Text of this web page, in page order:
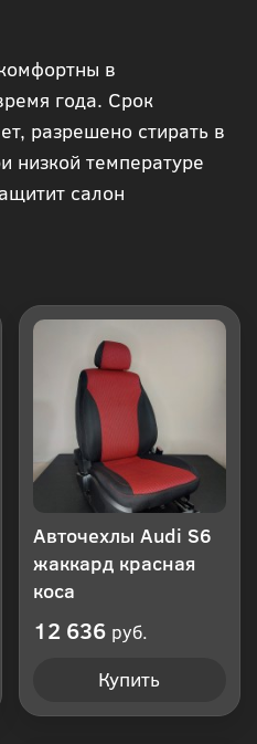
в
года. Срок
разрешено стирать в
низкой температуре
салон
Авточехлы Audi S6
жаккард красная
коса
12 636 руб.
Купить